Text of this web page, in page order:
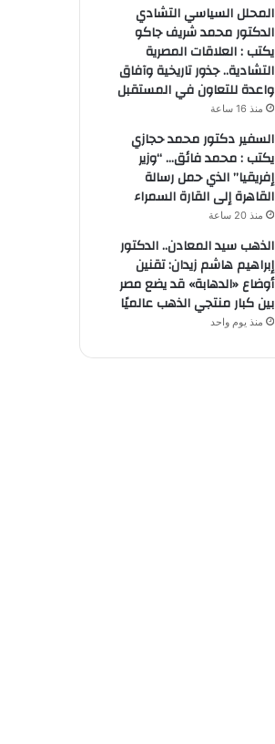
المحلل السياسي التشادي
الدكتور محمد شريف جاكو
يكتب : العلاقات المصرية
التشادية.. جذور تاريخية وآفاق
واعدة للتعاون في المستقبل
منذ 16 ساعة
السفير دكتور محمد حجازي
يكتب : محمد فائق… “وزير
إفريقيا” الذي حمل رسالة
القاهرة إلى القارة السمراء
منذ 20 ساعة
الذهب سيد المعادن.. الدكتور
إبراهيم هاشم زيدان: تقنين
أوضاع «الدهابة» قد يضع مصر
بين كبار منتجي الذهب عالميًا
منذ يوم واحد